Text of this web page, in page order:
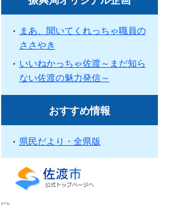
まあ、聞いてくれっちゃ職員の
ささやき
いいねかっちゃ佐渡～まだ知ら
ない佐渡の魅力発信～
おすすめ情報
県民だより・全県版